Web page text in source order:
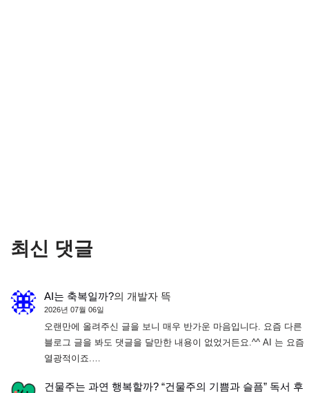
최신 댓글
AI는 축복일까?의 개발자 뜩
2026년 07월 06일
오랜만에 올려주신 글을 보니 매우 반가운 마음입니다. 요즘 다른
블로그 글을 봐도 댓글을 달만한 내용이 없었거든요.^^ AI 는 요즘
열광적이죠.…
건물주는 과연 행복할까? “건물주의 기쁨과 슬픔” 독서 후